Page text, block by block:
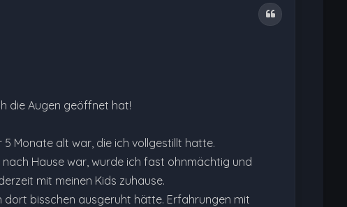
Zitat
die Augen geöffnet hat!
5 Monate alt war, die ich vollgestillt hatte.
Hause war, wurde ich fast ohnmächtig und
mit meinen Kids zuhause.
dort bisschen ausgeruht hätte. Erfahrungen mit